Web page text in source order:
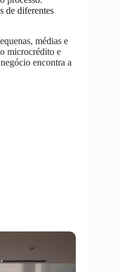
de diferentes
médias e
microcrédito e
encontra a